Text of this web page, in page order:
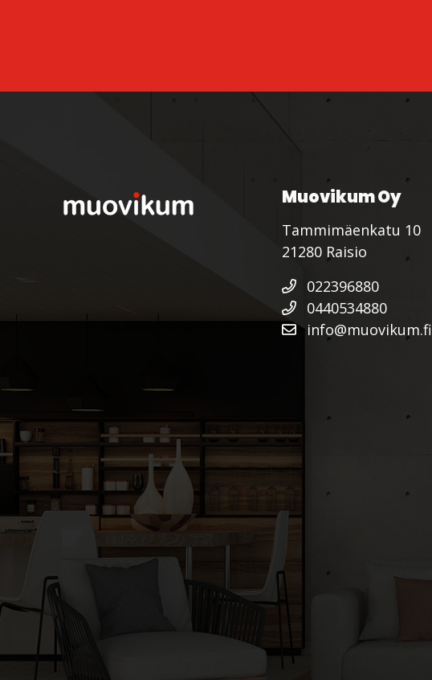
Muovikum Oy
Tammimäenkatu 10
21280 Raisio
022396880
0440534880
info@muovikum.fi